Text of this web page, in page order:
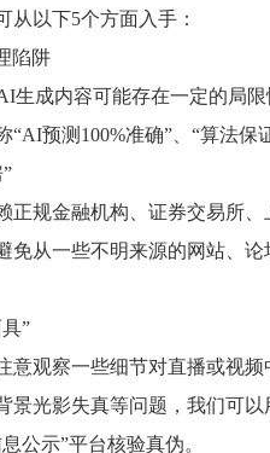
以下5个方面入手：
陷阱
生成内容可能存在一定的局
预测100%准确”、“算法
正规金融机构、证券交易所
免从一些不明来源的网站、
”
意观察一些细节对直播或视
景光影失真等问题，我们可
公示”平台核验真伪。